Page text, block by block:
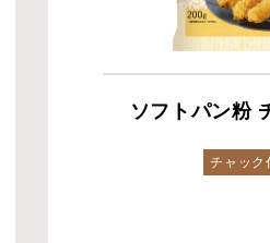
ソフトパン粉
チャック